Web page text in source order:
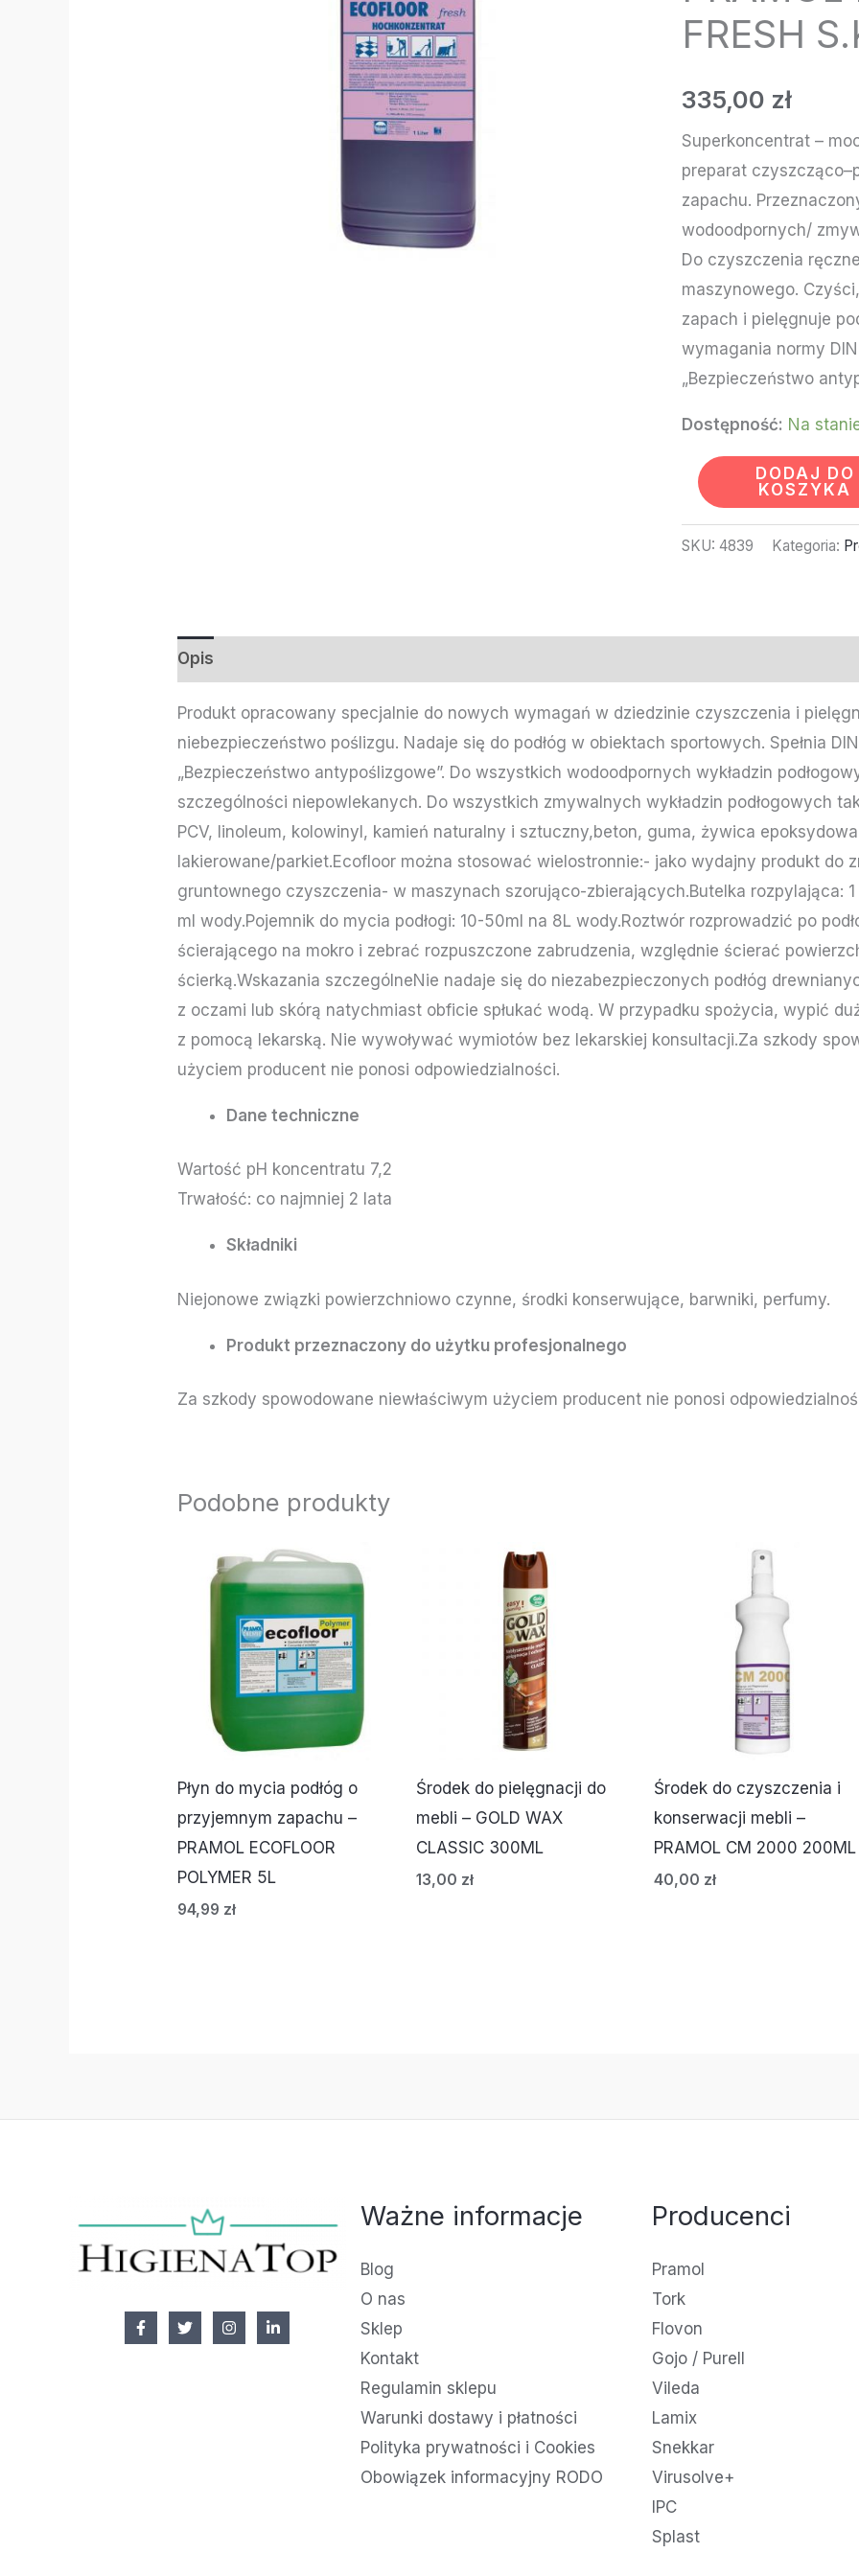
FRESH
335,00 zł
Superkoncentrat –
preparat
zapachu.
wodoodpornych/
Do czyszczenia
maszynowego.
zapach i pielęgnuje
wymagania normy
„Bezpieczeństwo
Dostępność: Na
zapachu
-
-
PRAMOL
ECOFLOOR
FRESH
S.KON.10L
KAN
DODAJ DO
KOSZYKA
SKU: 4839 Kategoria:
Opis
Produkt opracowany specjalnie do nowych wymagań w dziedzinie czyszczenia i
niebezpieczeństwo poślizgu. Nadaje się do podłóg w obiektach sportowych. Spełnia
„Bezpieczeństwo antypoślizgowe”. Do wszystkich wodoodpornych wykładzin
szczególności niepowlekanych. Do wszystkich zmywalnych wykładzin podłogowych
PCV, linoleum, kolowinyl, kamień naturalny i sztuczny,beton, guma, żywica
lakierowane/parkiet.Ecofloor można stosować wielostronnie:- jako wydajny produkt do
gruntownego czyszczenia- w maszynach szorująco-zbierających.Butelka rozpylająca:
ml wody.Pojemnik do mycia podłogi: 10-50ml na 8L wody.Roztwór rozprowadzić po
ścierającego na mokro i zebrać rozpuszczone zabrudzenia, względnie ścierać
ścierką.Wskazania szczególneNie nadaje się do niezabezpieczonych podłóg
z oczami lub skórą natychmiast obficie spłukać wodą. W przypadku spożycia, wypić
z pomocą lekarską. Nie wywoływać wymiotów bez lekarskiej konsultacji.Za szkody
użyciem producent nie ponosi odpowiedzialności.
Dane techniczne
Wartość pH koncentratu 7,2
Trwałość: co najmniej 2 lata
Składniki
Niejonowe związki powierzchniowo czynne, środki konserwujące, barwniki, perfumy.
Produkt przeznaczony do użytku profesjonalnego
Za szkody spowodowane niewłaściwym użyciem producent nie ponosi
Podobne produkty
Płyn do mycia podłóg o
przyjemnym zapachu –
PRAMOL ECOFLOOR
POLYMER 5L
94,99 zł
Środek do pielęgnacji do
mebli – GOLD WAX
CLASSIC 300ML
13,00 zł
Środek do czyszczenia i
konserwacji mebli –
PRAMOL CM 2000 200ML
40,00 zł
Ważne informacje
Blog
O nas
Sklep
Kontakt
Regulamin sklepu
Warunki dostawy i płatności
Polityka prywatności i Cookies
Obowiązek informacyjny RODO
Producenci
Pramol
Tork
Flovon
Gojo / Purell
Vileda
Lamix
Snekkar
Virusolve+
IPC
Splast